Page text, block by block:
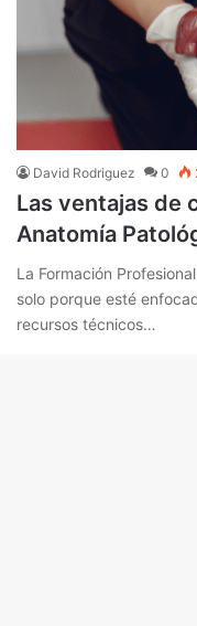
David Rodriguez 0
Las ventajas de
Anatomía
La Formación
solo porque esté
recursos técnicos…